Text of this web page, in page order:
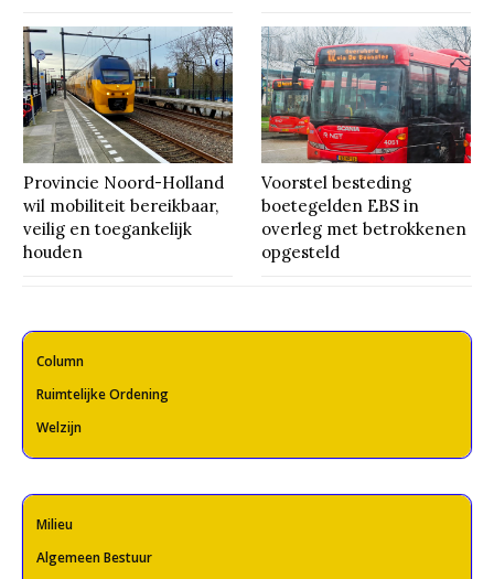
Provincie Noord-Holland
wil mobiliteit bereikbaar,
veilig en toegankelijk
houden
Voorstel besteding
boetegelden EBS in
overleg met betrokkenen
opgesteld
Column
Ruimtelijke Ordening
Welzijn
Milieu
Algemeen Bestuur